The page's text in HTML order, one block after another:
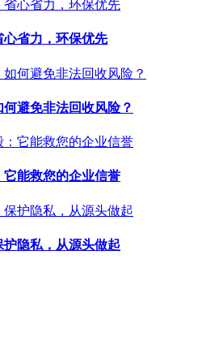
省力，环保优先
避免非法回收风险？
能救您的企业信誉
隐私，从源头做起